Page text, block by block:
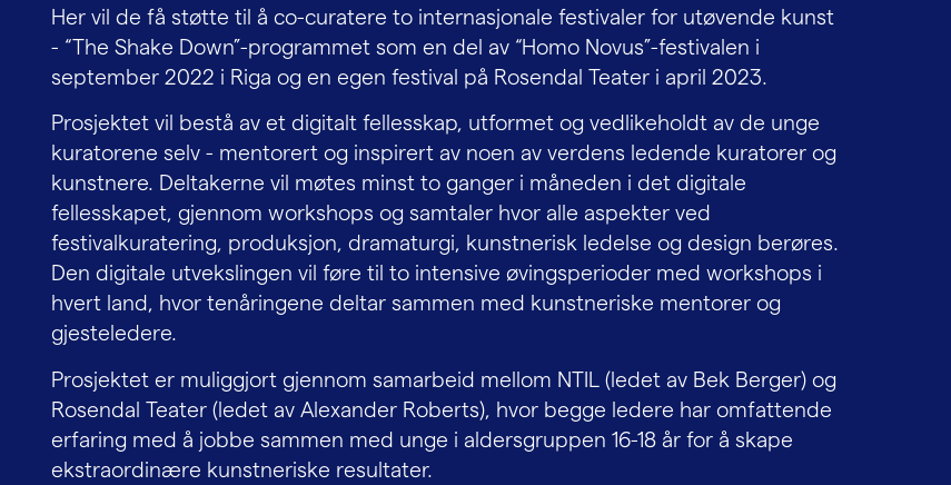
Her vil de få støtte til å co-curatere to internasjonale festivaler for utøvende kunst
- “The Shake Down”-programmet som en del av “Homo Novus”-festivalen i
september 2022 i Riga og en egen festival på Rosendal Teater i april 2023.
Prosjektet vil bestå av et digitalt fellesskap, utformet og vedlikeholdt av de unge
kuratorene selv - mentorert og inspirert av noen av verdens ledende kuratorer og
kunstnere. Deltakerne vil møtes minst to ganger i måneden i det digitale
fellesskapet, gjennom workshops og samtaler hvor alle aspekter ved
festivalkuratering, produksjon, dramaturgi, kunstnerisk ledelse og design berøres.
Den digitale utvekslingen vil føre til to intensive øvingsperioder med workshops i
hvert land, hvor tenåringene deltar sammen med kunstneriske mentorer og
gjesteledere.
Prosjektet er muliggjort gjennom samarbeid mellom NTIL (ledet av Bek Berger) og
Rosendal Teater (ledet av Alexander Roberts), hvor begge ledere har omfattende
erfaring med å jobbe sammen med unge i aldersgruppen 16-18 år for å skape
ekstraordinære kunstneriske resultater.